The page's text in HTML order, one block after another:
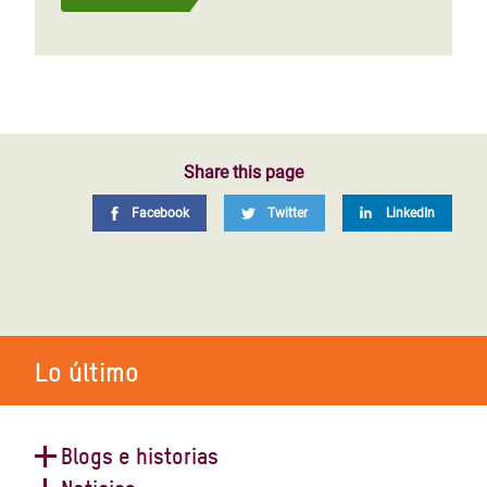
Share this page
Facebook Twitter LinkedIn
Lo último
Blogs e historias